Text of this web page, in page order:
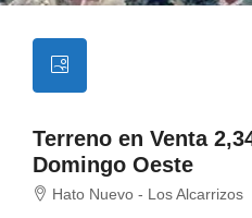
Terreno en Venta
Domingo Oeste
Hato Nuevo - Los Alcarrizos